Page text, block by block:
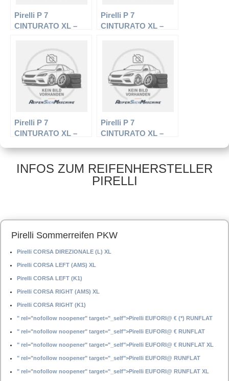
Pirelli P 7
CINTURATO XL –
Sommerreifen
Pirelli P 7
CINTURATO XL –
Sommerreifen
Pirelli P 7
CINTURATO XL –
R17 93 W –
Sommerreifen
Pirelli P 7
CINTURATO XL –
R16 96 W –
Sommerreifen
INFOS ZUM REIFENHERSTELLER
PIRELLI
Pirelli Sommerreifen PKW
Pirelli CORSA DIREZIONALE (L) XL
Pirelli CORSA LEFT (AMS) XL
Pirelli CORSA LEFT (K1)
Pirelli CORSA RIGHT (AMS) XL
Pirelli CORSA RIGHT (K1)
" rel="nofollow noopener" target="_self">Pirelli EUFORI@ € (*) RUNFLAT
" rel="nofollow noopener" target="_self">Pirelli EUFORI@ € RUNFLAT
" rel="nofollow noopener" target="_self">Pirelli EUFORI@ € RUNFLAT XL
" rel="nofollow noopener" target="_self">Pirelli EUFORI@ RUNFLAT
" rel="nofollow noopener" target="_self">Pirelli EUFORI@ RUNFLAT XL